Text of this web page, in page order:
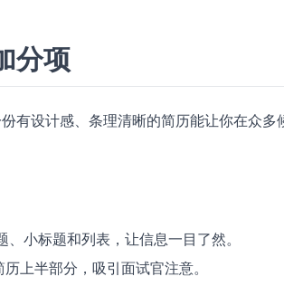
分项
份有设计感、条理清晰的简历能让你在众多
小标题和列表，让信息一目了然。
上半部分，吸引面试官注意。